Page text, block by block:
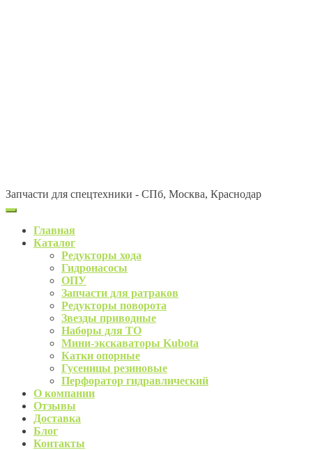
Запчасти для спецтехники - СПб, Москва, Краснодар
Главная
Каталог
Редукторы хода
Гидронасосы
ОПУ
Запчасти для ратраков
Редукторы поворота
Звезды приводные
Наборы для ТО
Мини-экскаваторы Kubota
Катки опорные
Гусеницы резиновые
Перфоратор гидравлический
О компании
Отзывы
Доставка
Блог
Контакты